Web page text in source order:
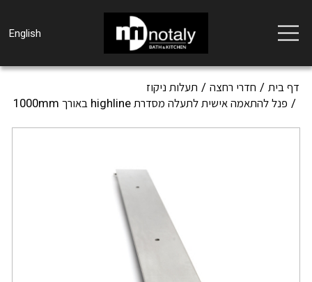
Toggle
navigation
English
דף בית חדרי רחצה
תעלות ניקוז
פנל להתאמה אישית לתעלה מסדרת highline באורך 1000mm